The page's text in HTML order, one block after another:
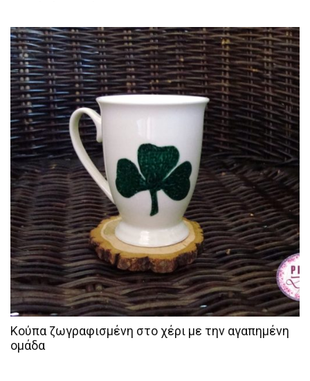
Κούπα ζωγραφισμένη στο χέρι με την αγαπημένη
ομάδα